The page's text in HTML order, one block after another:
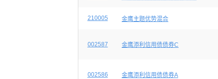
210005 金鹰主题优势混合
002587 金鹰添利信用债债券C
002586 金鹰添利信用债债券A